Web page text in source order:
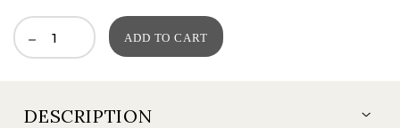
ADD TO CART
DESCRIPTION